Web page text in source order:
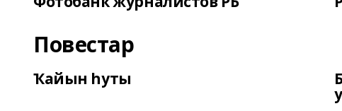
Повестар
Ҡайын һуты